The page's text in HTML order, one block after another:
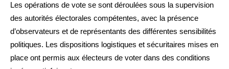
Les opérations de vote se sont déroulées sous la supervision
des autorités électorales compétentes, avec la présence
d’observateurs et de représentants des différentes sensibilités
politiques. Les dispositions logistiques et sécuritaires mises en
place ont permis aux électeurs de voter dans des conditions